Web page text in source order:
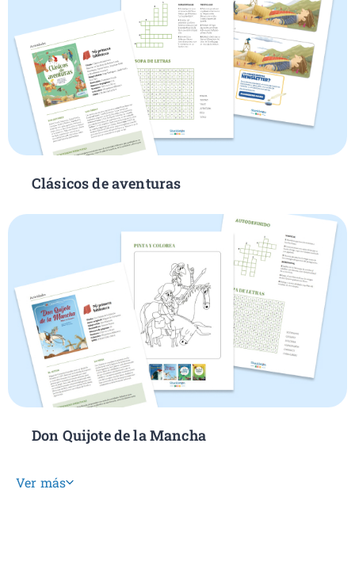
Clásicos de aventuras
Don Quijote de la Mancha
Ver más